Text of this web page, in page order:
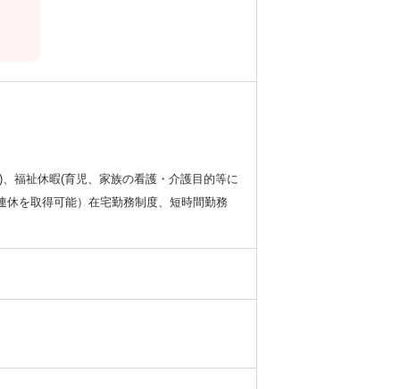
福祉休暇(育児、家族の看護・介護目的等に
休を取得可能）在宅勤務制度、短時間勤務